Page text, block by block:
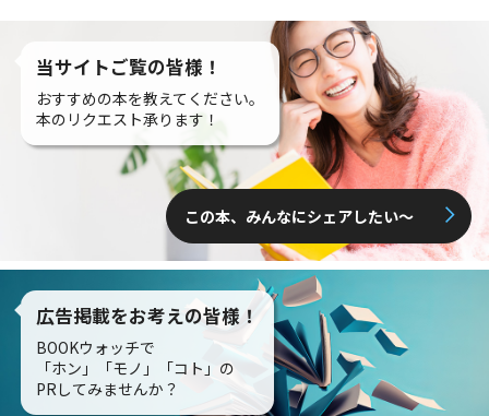
当サイトご覧の皆様！
おすすめの本を教えてください。
本のリクエスト承ります！
この本、みんなにシェアしたい〜
広告掲載をお考えの皆様！
BOOKウォッチで
「ホン」「モノ」「コト」の
PRしてみませんか？